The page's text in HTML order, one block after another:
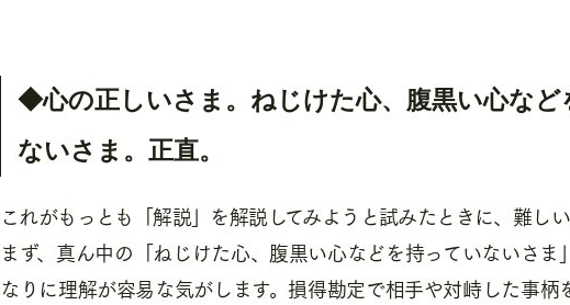
◆心の正しいさま。ねじけた心、腹黒い心など
ないさま。正直。
これがもっとも「解説」を解説してみようと試みたときに、難しい
まず、真ん中の「ねじけた心、腹黒い心などを持っていないさま
なりに理解が容易な気がします。損得勘定で相手や対峙した事柄